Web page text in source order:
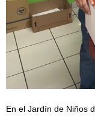
En el Jardín de Niños